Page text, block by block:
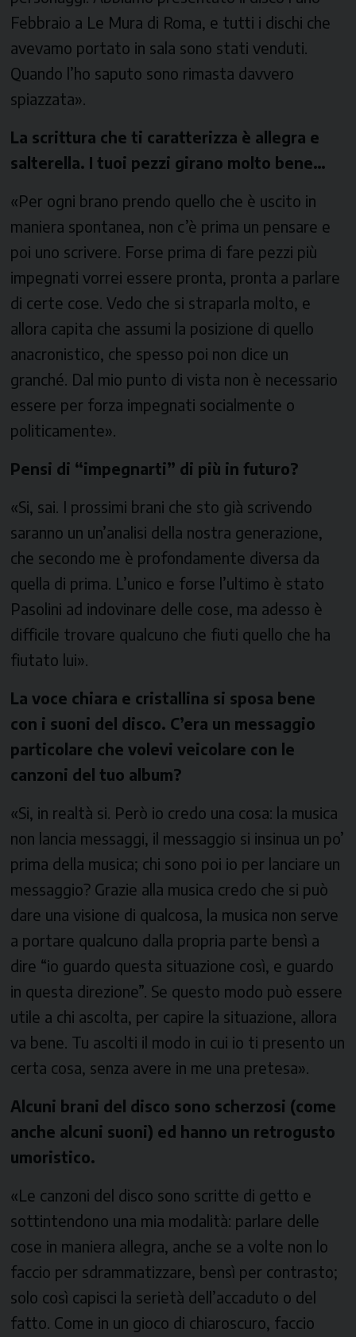
Febbraio a Le Mura di Roma, e tutti i dischi che
avevamo portato in sala sono stati venduti.
Quando l’ho saputo sono rimasta davvero
spiazzata».
La scrittura che ti caratterizza è allegra e
salterella. I tuoi pezzi girano molto bene…
«Per ogni brano prendo quello che è uscito in
maniera spontanea, non c’è prima un pensare e
poi uno scrivere. Forse prima di fare pezzi più
impegnati vorrei essere pronta, pronta a parlare
di certe cose. Vedo che si straparla molto, e
allora capita che assumi la posizione di quello
anacronistico, che spesso poi non dice un
granché. Dal mio punto di vista non è necessario
essere per forza impegnati socialmente o
politicamente».
Pensi di “impegnarti” di più in futuro?
«Si, sai. I prossimi brani che sto già scrivendo
saranno un un’analisi della nostra generazione,
che secondo me è profondamente diversa da
quella di prima. L’unico e forse l’ultimo è stato
Pasolini ad indovinare delle cose, ma adesso è
difficile trovare qualcuno che fiuti quello che ha
fiutato lui».
La voce chiara e cristallina si sposa bene
con i suoni del disco. C’era un messaggio
particolare che volevi veicolare con le
canzoni del tuo album?
«Si, in realtà si. Però io credo una cosa: la musica
non lancia messaggi, il messaggio si insinua un po’
prima della musica; chi sono poi io per lanciare un
messaggio? Grazie alla musica credo che si può
dare una visione di qualcosa, la musica non serve
a portare qualcuno dalla propria parte bensì a
dire “io guardo questa situazione così, e guardo
in questa direzione”. Se questo modo può essere
utile a chi ascolta, per capire la situazione, allora
va bene. Tu ascolti il modo in cui io ti presento un
certa cosa, senza avere in me una pretesa».
Alcuni brani del disco sono scherzosi (come
anche alcuni suoni) ed hanno un retrogusto
umoristico.
«Le canzoni del disco sono scritte di getto e
sottintendono una mia modalità: parlare delle
cose in maniera allegra, anche se a volte non lo
faccio per sdrammatizzare, bensì per contrasto;
solo così capisci la serietà dell’accaduto o del
fatto. Come in un gioco di chiaroscuro, faccio